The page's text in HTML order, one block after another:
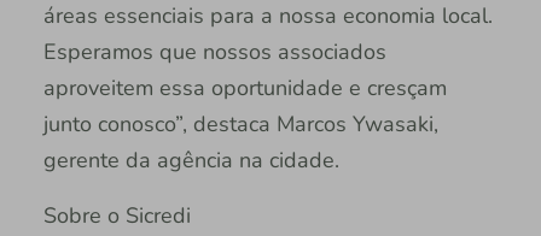
áreas essenciais para a nossa economia local.
Esperamos que nossos associados
aproveitem essa oportunidade e cresçam
junto conosco”, destaca Marcos Ywasaki,
gerente da agência na cidade.
Sobre o Sicredi